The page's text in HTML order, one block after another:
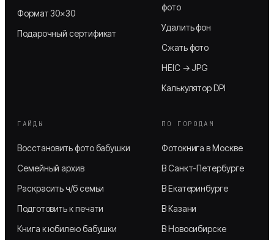
Формат 30×30
Подарочный сертификат
фото
Удалить фон
Сжать фото
HEIC → JPG
Калькулятор DPI
ГАЙДЫ
Восстановить фото бабушки
Семейный архив
Раскрасить ч/б семьи
Подготовить к печати
Книга к юбилею бабушки
ПО ГОРОДАМ
Фотокнига в Москве
В Санкт-Петербурге
В Екатеринбурге
В Казани
В Новосибирске